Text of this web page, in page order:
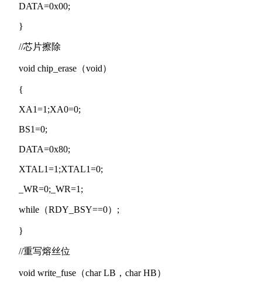
DATA=0x00;
}
//芯片擦除
void chip_erase（void）
{
XA1=1;XA0=0;
BS1=0;
DATA=0x80;
XTAL1=1;XTAL1=0;
_WR=0;_WR=1;
while（RDY_BSY==0）;
}
//重写熔丝位
void write_fuse（char LB，char HB）